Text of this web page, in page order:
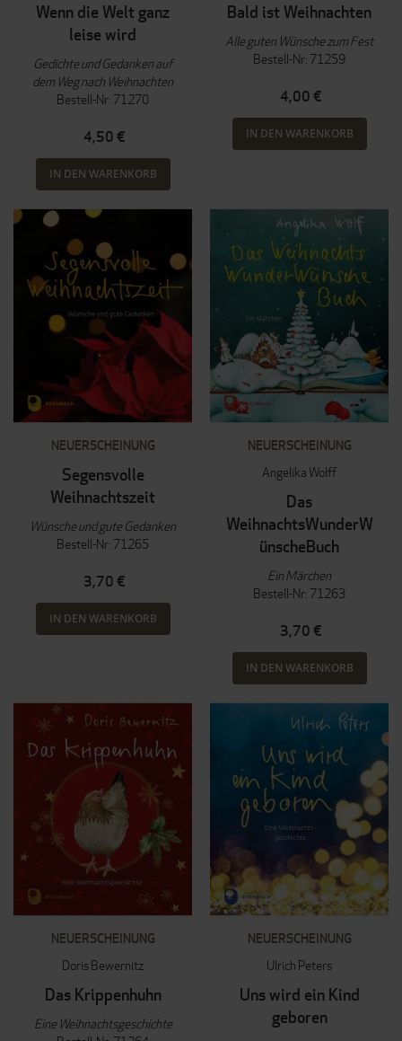
Wenn die Welt ganz
leise wird
Gedichte und Gedanken auf
dem Weg nach Weihnachten
Bestell-Nr: 71270
4,50 €
IN DEN WARENKORB
Bald ist Weihnachten
Alle guten Wünsche zum Fest
Bestell-Nr: 71259
4,00 €
IN DEN WARENKORB
NEUERSCHEINUNG
Segensvolle
Weihnachtszeit
Wünsche und gute Gedanken
Bestell-Nr: 71265
3,70 €
IN DEN WARENKORB
NEUERSCHEINUNG
Angelika Wolff
Das
WeihnachtsWunderW
ünscheBuch
Ein Märchen
Bestell-Nr: 71263
3,70 €
IN DEN WARENKORB
NEUERSCHEINUNG
Doris Bewernitz
Das Krippenhuhn
Eine Weihnachtsgeschichte
NEUERSCHEINUNG
Ulrich Peters
Uns wird ein Kind
geboren